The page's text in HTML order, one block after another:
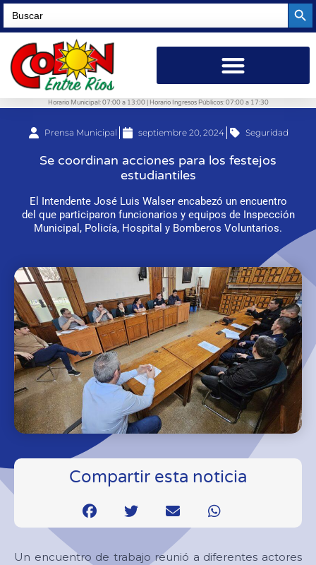
Search
for:
Horario Municipal: 07:00 a 13:00 | Horario Ingresos Públicos: 07:00 a 17:30
Prensa Municipal septiembre 20, 2024 Seguridad
Se coordinan acciones para los festejos
estudiantiles
El Intendente José Luis Walser encabezó un encuentro
del que participaron funcionarios y equipos de Inspección
Municipal, Policía, Hospital y Bomberos Voluntarios.
Compartir esta noticia
Un encuentro de trabajo reunió a diferentes actores